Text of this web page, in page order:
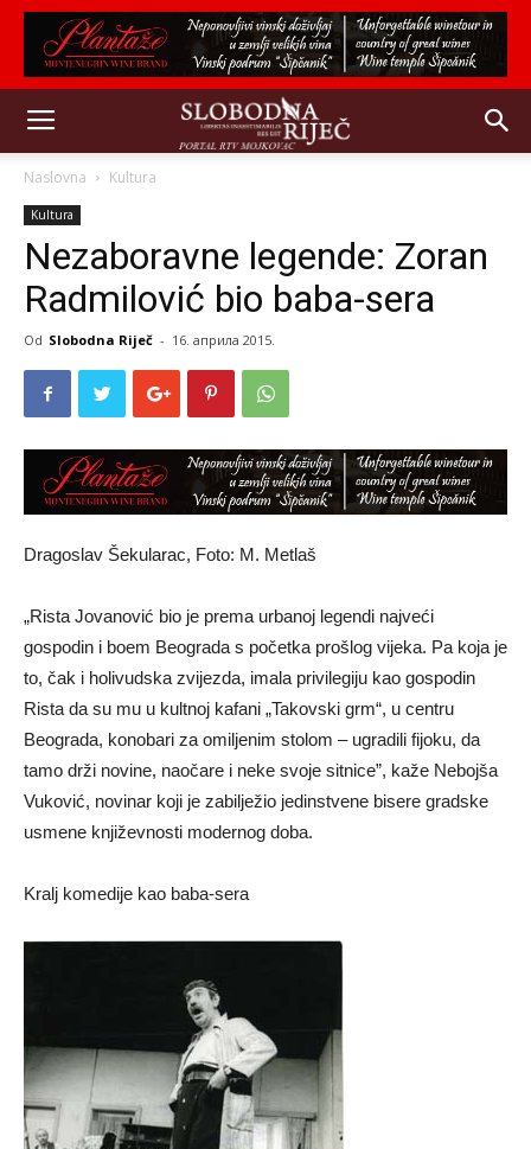
Naslovna Kultura
Kultura
Nezaboravne legende: Zoran
Radmilović bio baba-sera
Od Slobodna Riječ - 16. априла 2015.
Dragoslav Šekularac, Foto: M. Metlaš
„Rista Jovanović bio je prema urbanoj legendi najveći
gospodin i boem Beograda s početka prošlog vijeka. Pa koja je
to, čak i holivudska zvijezda, imala privilegiju kao gospodin
Rista da su mu u kultnoj kafani „Takovski grm“, u centru
Beograda, konobari za omiljenim stolom – ugradili fijoku, da
tamo drži novine, naočare i neke svoje sitnice”, kaže Nebojša
Vuković, novinar koji je zabilježio jedinstvene bisere gradske
usmene književnosti modernog doba.
Kralj komedije kao baba-sera